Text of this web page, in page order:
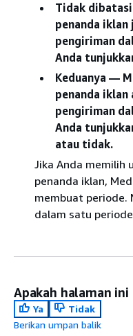
Tidak dibatasi
penanda iklan
pengiriman
Anda
Keduanya —
penanda iklan
pengiriman
Anda
atau tidak.
Jika Anda memilih
penanda iklan,
membuat periode.
dalam satu
Apakah halaman
Ya
Tidak
Berikan umpan balik